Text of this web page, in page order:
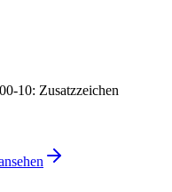
10: Zusatzzeichen